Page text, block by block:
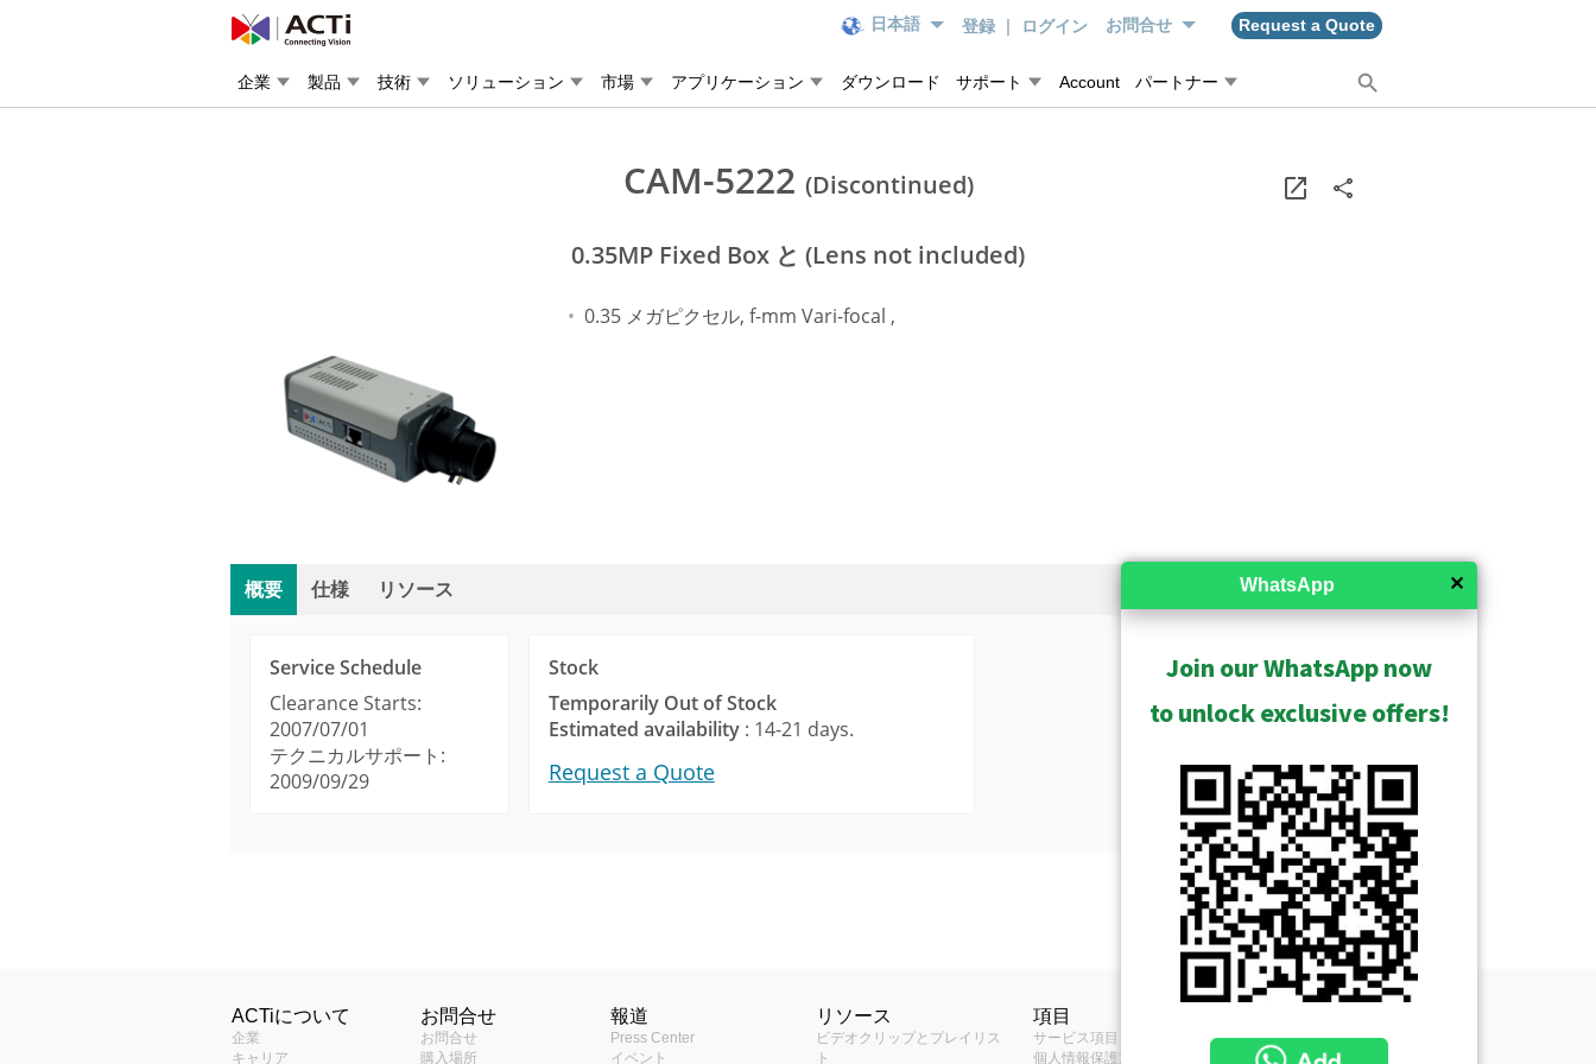
日本語 登録 | ログイン お問合せ Request a Quote
企業 製品 技術 ソリューション 市場 アプリケーション ダウンロード サポート Account パートナー
CAM-5222 (Discontinued)
0.35MP Fixed Box と (Lens not included)
0.35 メガピクセル, f-mm Vari-focal ,
概要 仕様 リソース
Service Schedule
Clearance Starts:
2007/07/01
テクニカルサポート:
2009/09/29
Stock
Temporarily Out of Stock
Estimated availability: 14-21 days.
Request a Quote
アプリケーション環境
屋内/屋外
0.35MP
保管されたものを見る
Technical Information
Warranty Policy (693KB)
ACTiは、台湾の物聯網セキュリティ認証
基準（TAICS、TCA）を通過した製品のリ
ACTiのカメラ製品ラインの完全な概要を
提供し、顧客に異なる価値をもたらすセグ
ACTiについて
企業
キャリア
お問合せ
お問合せ
購入場所
報道
Press Center
イベント
リソース
ビデオクリップとプレイリス
ト
項目
サービス項目
個人情報保護方針
✕
WhatsApp
Join our WhatsApp now
to unlock exclusive offers!